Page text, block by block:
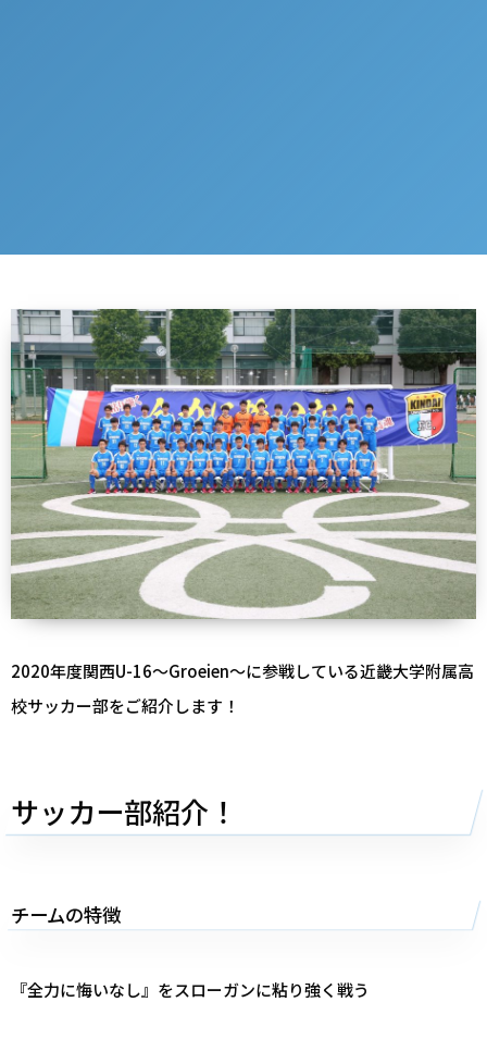
2020年度関西U-16～Groeien～に参戦している近畿大学附属高
校サッカー部をご紹介します！
サッカー部紹介！
チームの特徴
『全力に悔いなし』をスローガンに粘り強く戦う